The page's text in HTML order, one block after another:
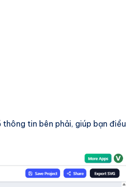
tin bên phải, giúp bạn điều